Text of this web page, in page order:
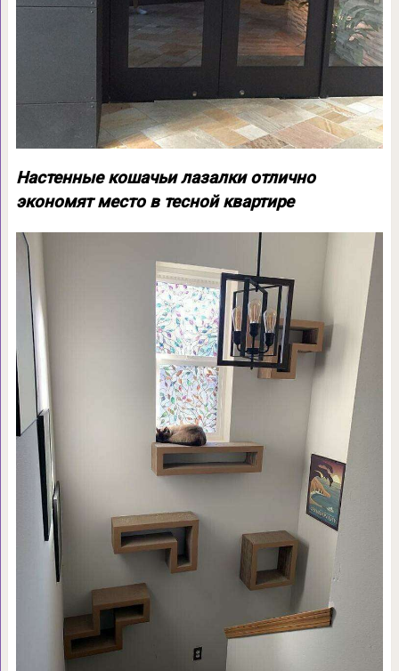
Настенные кошачьи лазалки отлично
экономят место в тесной квартире